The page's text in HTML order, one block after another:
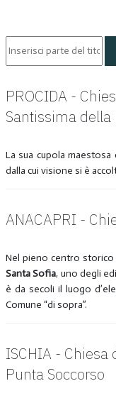
PROCIDA -
Santissima della
La sua cupola
dalla cui visione si è
ANACAPRI -
Nel pieno centro storico
Santa Sofia, uno degli
è da secoli il luogo
Comune “di sopra”.
ISCHIA - Chiesa
Punta Soccorso